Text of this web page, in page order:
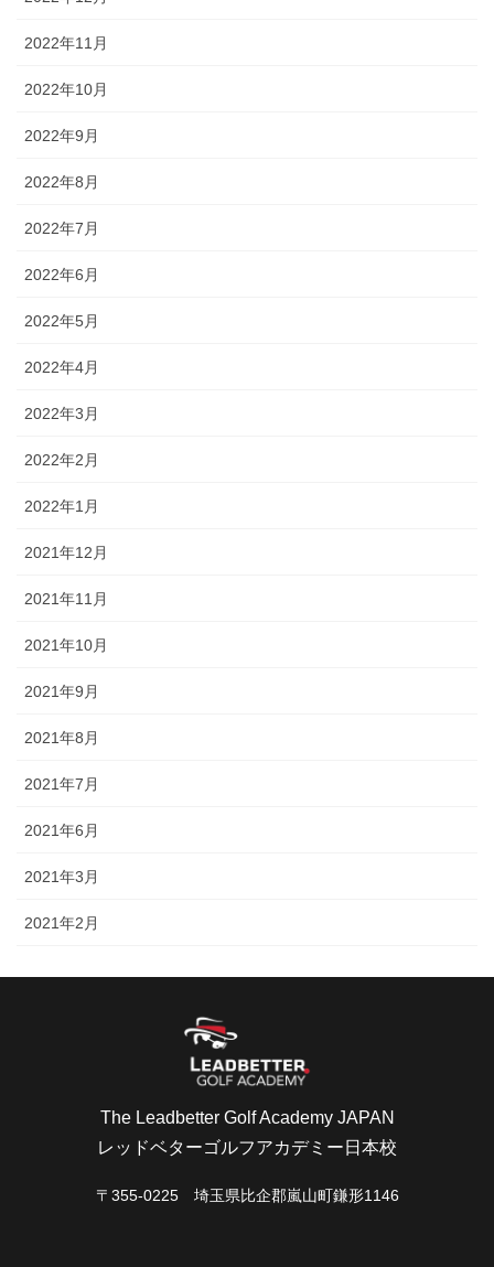
2022年11月
2022年10月
2022年9月
2022年8月
2022年7月
2022年6月
2022年5月
2022年4月
2022年3月
2022年2月
2022年1月
2021年12月
2021年11月
2021年10月
2021年9月
2021年8月
2021年7月
2021年6月
2021年3月
2021年2月
The Leadbetter Golf Academy JAPAN
レッドベターゴルフアカデミー日本校
〒355-0225 埼玉県比企郡嵐山町鎌形1146